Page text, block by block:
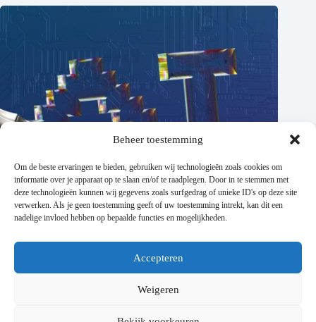
Beheer toestemming
Om de beste ervaringen te bieden, gebruiken wij technologieën zoals cookies om
informatie over je apparaat op te slaan en/of te raadplegen. Door in te stemmen met
deze technologieën kunnen wij gegevens zoals surfgedrag of unieke ID's op deze site
verwerken. Als je geen toestemming geeft of uw toestemming intrekt, kan dit een
nadelige invloed hebben op bepaalde functies en mogelijkheden.
Accepteren
Weigeren
AI tool finder: Vind snel de beste AI-software